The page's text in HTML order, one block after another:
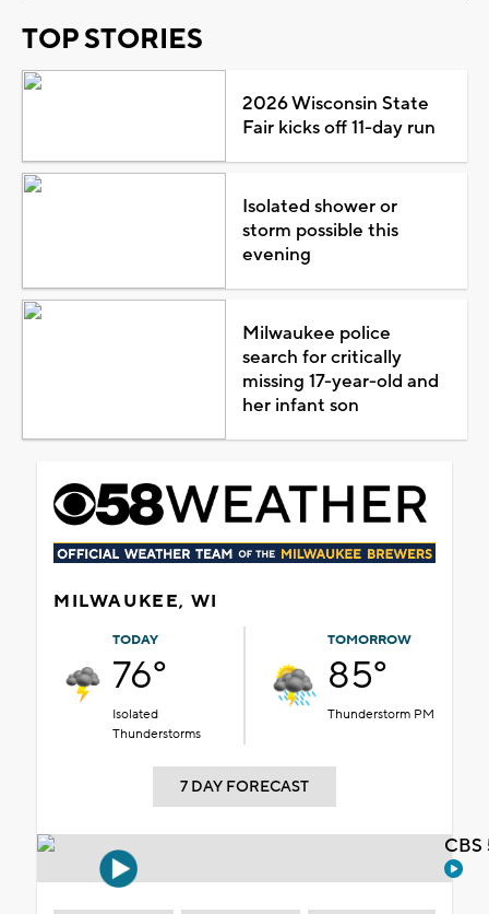
TOP STORIES
2026 Wisconsin State
Fair kicks off 11-day run
Isolated shower or
storm possible this
evening
Milwaukee police
search for critically
missing 17-year-old and
her infant son
MILWAUKEE, WI
TODAY
76°
Isolated
Thunderstorms
TOMORROW
85°
Thunderstorm PM
7 DAY FORECAST